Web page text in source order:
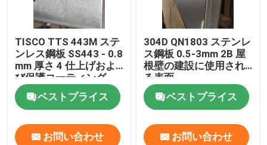
Hastelloyの合金
ニッケル合金
Monelの合金
窒素合金
TISCO TTS 443M ステ
ンレス鋼板 SS443 - 0.8
mm 厚さ 4 仕上げおよ
び保護コーティング
ベストプライス
お問い合わせ
304D QN1803 ステンレ
ス鋼板 0.5-3mm 2B 屋
根壁の建設に使用され
る表面
ベストプライス
お問い合わせ